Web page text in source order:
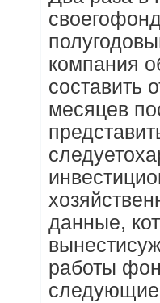
компания
составить
месяцев
данные,
работы